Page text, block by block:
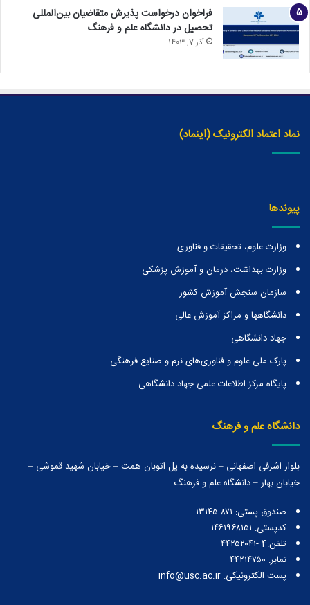
فراخوان درخواست پذیرش متقاضیان بین‌المللی
تحصیل در دانشگاه علم و فرهنگ
آذر 7, 1403
نماد اعتماد الکترونیک (اینماد)
پیوندها
وزارت علوم، تحقیقات و فناوری
وزارت بهداشت، درمان و آموزش پزشکی
سازمان سنجش آموزش کشور
دانشگاهها و مراكز آموزش عالی
جهاد دانشگاهی
پارک ملی علوم و فناوری‌های نرم و صنایع فرهنگی
پایگاه مرکز اطلاعات علمی جهاد دانشگاهی
دانشگاه علم و فرهنگ
بلوار اشرفی اصفهانی – نرسیده به پل اتوبان همت – خیابان شهید قموشی –
خیابان بهار – دانشگاه علم و فرهنگ
صندوق پستی:‌ ۸۷۱-۱۳۱۴۵
کدپستی: ۱۴۶۱۹۶۸۱۵۱
تلفن:4 -۴۴۲۵۲۰۴۱
نمابر: ۴۴۲۱۴۷۵۰
پست الکترونیکی: info@usc.ac.ir